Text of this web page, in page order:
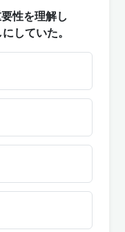
性を理解し
していた。